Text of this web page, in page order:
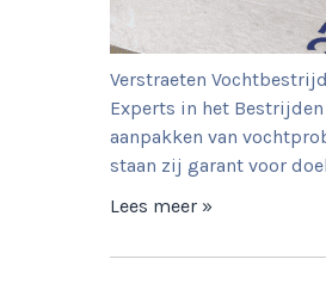
Verstraeten
Experts in het
aanpakken van
staan zij garant voor
Lees meer »